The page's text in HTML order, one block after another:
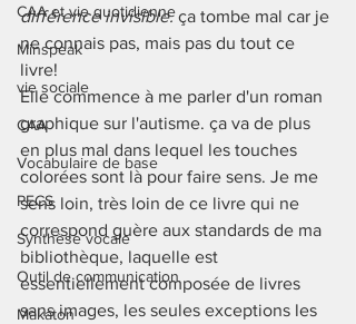
CAA et vie quotidienne
Minspeak
vie sociale
CAA
Vocabulaire de base
PECS
Synthèse vocale
Outil de communication
Makaton
différence invisible. ça tombe mal car je
ne connais pas, mais pas du tout ce
livre!
Elle commence à me parler d'un roman
graphique sur l'autisme. ça va de plus
en plus mal dans lequel les touches
colorées sont là pour faire sens. Je me
sens loin, très loin de ce livre qui ne
correspond guère aux standards de ma
bibliothèque, laquelle est
essentiellement composée de livres
sans images, les seules exceptions les